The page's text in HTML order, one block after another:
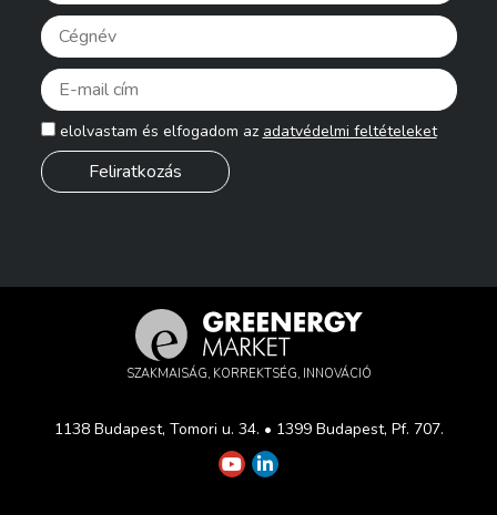
elolvastam és elfogadom az adatvédelmi feltételeket
SZAKMAISÁG, KORREKTSÉG, INNOVÁCIÓ
1138 Budapest, Tomori u. 34. • 1399 Budapest, Pf. 707.